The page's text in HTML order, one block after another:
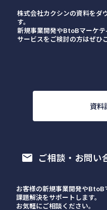
株式会社カクシンの資料をダ
す。
新規事業開発やBtoBマーケ
サービスをご検討の方はぜひ
資料
email ご相談・お問い
お客様の新規事業開発やBtoB
課題解決をサポートします。
お気軽にご相談ください。